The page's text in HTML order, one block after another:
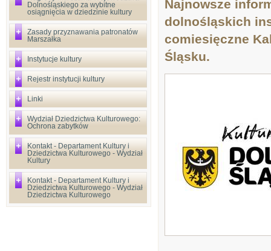
Dolnośląskiego za wybitne
osiągnięcia w dziedzinie kultury
Zasady przyznawania patronatów
Marszałka
Instytucje kultury
Rejestr instytucji kultury
Linki
Wydział Dziedzictwa Kulturowego:
Ochrona zabytków
Kontakt - Departament Kultury i
Dziedzictwa Kulturowego - Wydział
Kultury
Kontakt - Departament Kultury i
Dziedzictwa Kulturowego - Wydział
Dziedzictwa Kulturowego
Najnowsze
dolnośląskich
comiesięczne
Śląsku.